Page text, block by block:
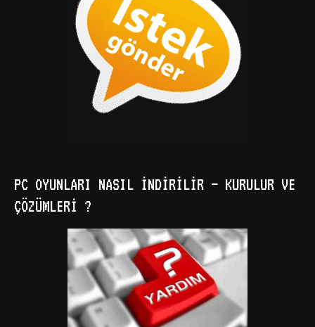
PC OYUNLARI NASIL İNDIRILIR – KURULUR VE
ÇÖZÜMLERI ?